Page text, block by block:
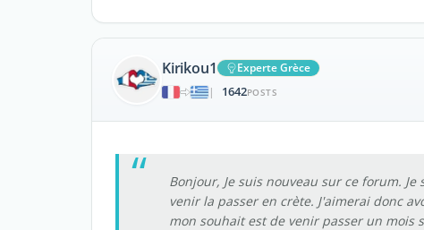
Kirikou1
Experte Grèce
|
1642POSTS
Bonjour, Je suis nouveau sur ce forum.
venir la passer en crète. J'aimerai donc
mon souhait est de venir passer un mois